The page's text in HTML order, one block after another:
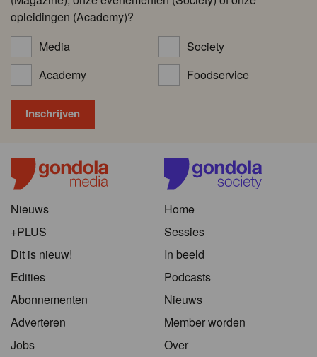
opleidingen (Academy)?
Media
Society
Academy
Foodservice
Nieuws
+PLUS
Dit is nieuw!
Edities
Abonnementen
Adverteren
Jobs
Home
Sessies
In beeld
Podcasts
Nieuws
Member worden
Over